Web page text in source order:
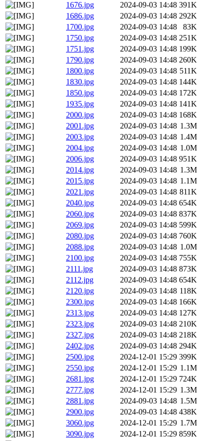
1676.jpg
2024-09-03 14:48 391K
1686.jpg
2024-09-03 14:48 292K
1700.jpg
2024-09-03 14:48
83K
1750.jpg
2024-09-03 14:48 251K
1751.jpg
2024-09-03 14:48 199K
1790.jpg
2024-09-03 14:48 260K
1800.jpg
2024-09-03 14:48 511K
1830.jpg
2024-09-03 14:48 144K
1850.jpg
2024-09-03 14:48 172K
1935.jpg
2024-09-03 14:48 141K
2000.jpg
2024-09-03 14:48 168K
2001.jpg
2024-09-03 14:48 1.3M
2003.jpg
2024-09-03 14:48 1.4M
2004.jpg
2024-09-03 14:48 1.0M
2006.jpg
2024-09-03 14:48 951K
2014.jpg
2024-09-03 14:48 1.3M
2015.jpg
2024-09-03 14:48 1.1M
2021.jpg
2024-09-03 14:48 811K
2040.jpg
2024-09-03 14:48 654K
2060.jpg
2024-09-03 14:48 837K
2069.jpg
2024-09-03 14:48 599K
2080.jpg
2024-09-03 14:48 760K
2088.jpg
2024-09-03 14:48 1.0M
2100.jpg
2024-09-03 14:48 755K
2111.jpg
2024-09-03 14:48 873K
2112.jpg
2024-09-03 14:48 654K
2120.jpg
2024-09-03 14:48 118K
2300.jpg
2024-09-03 14:48 166K
2313.jpg
2024-09-03 14:48 127K
2323.jpg
2024-09-03 14:48 210K
2327.jpg
2024-09-03 14:48 218K
2402.jpg
2024-09-03 14:48 294K
2500.jpg
2024-12-01 15:29 399K
2550.jpg
2024-12-01 15:29 1.1M
2681.jpg
2024-12-01 15:29 724K
2777.jpg
2024-12-01 15:29 1.3M
2881.jpg
2024-09-03 14:48 1.5M
2900.jpg
2024-09-03 14:48 438K
3060.jpg
2024-12-01 15:29 1.7M
3090.jpg
2024-12-01 15:29 859K